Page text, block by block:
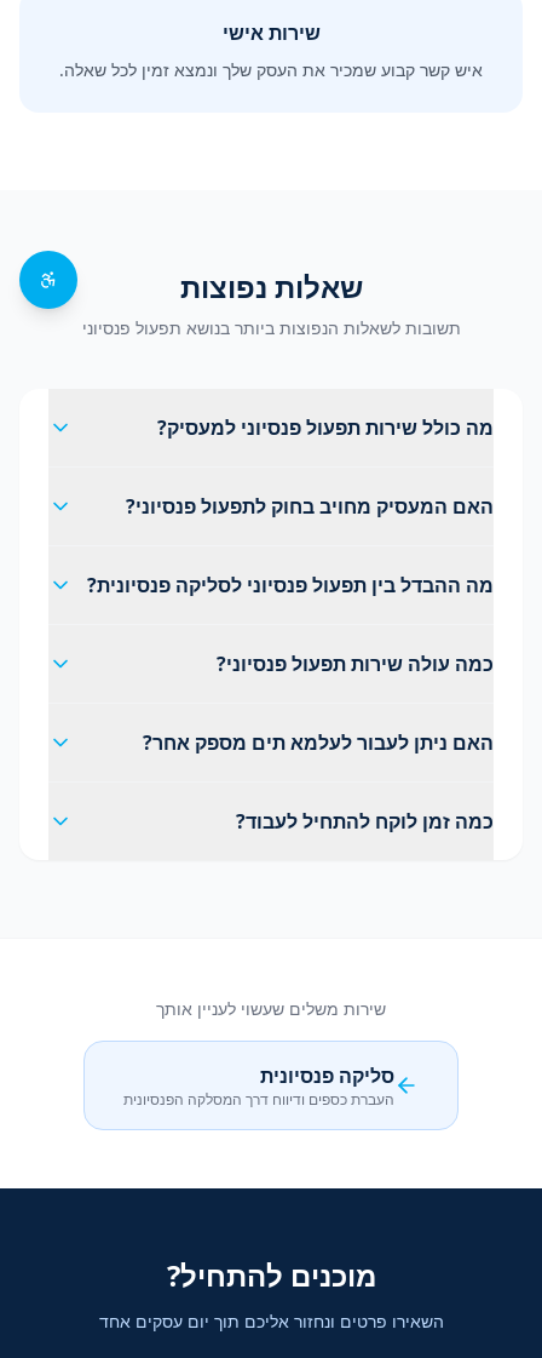
שירות אישי
איש קשר קבוע שמכיר את העסק שלך ונמצא זמין לכל שאלה.
שאלות נפוצות
תשובות לשאלות הנפוצות ביותר בנושא תפעול פנסיוני
מה כולל שירות תפעול פנסיוני למעסיק?
האם המעסיק מחויב בחוק לתפעול פנסיוני?
מה ההבדל בין תפעול פנסיוני לסליקה פנסיונית?
כמה עולה שירות תפעול פנסיוני?
האם ניתן לעבור לעלמא תים מספק אחר?
כמה זמן לוקח להתחיל לעבוד?
שירות משלים שעשוי לעניין אותך
סליקה פנסיונית
העברת כספים ודיווח דרך המסלקה הפנסיונית
מוכנים להתחיל?
השאירו פרטים ונחזור אליכם תוך יום עסקים אחד